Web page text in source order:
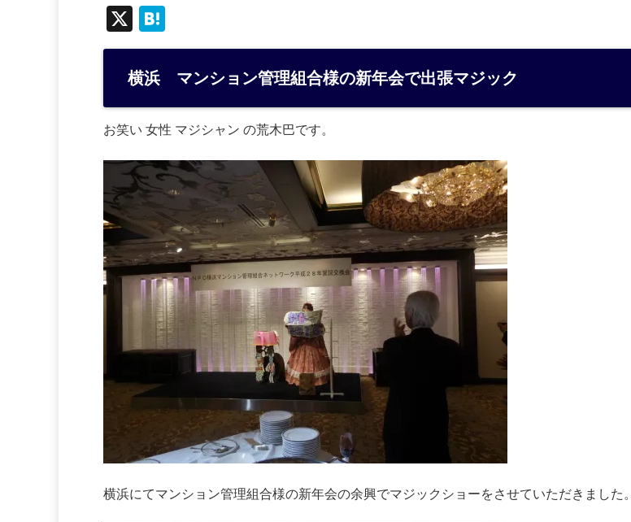
X
at
e
a
横浜 マンション管理組合様の新年会で出張マジック
お笑い 女性 マジシャン の荒木巴です。
横浜にてマンション管理組合様の新年会の余興でマジックショーをさせていただきました。